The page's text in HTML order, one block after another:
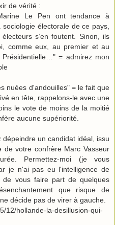
de vérité :
Le Pen ont tendance à
électorale de ce pays,
s’en foutent. Sinon, ils
comme eux, au premier et au
Présidentielle…" = admirez mon
nuées d'andouilles" = le fait que
en tête, rappelons-le avec une
le vote de moins de la moitié
aucune supériorité.
un candidat idéal, issu
de votre confrère Marc Vasseur
Permettez-moi (je vous
je n'ai pas eu l'intelligence de
de vous faire part de quelques
que risque de
décide pas de virer à gauche.
12/hollande-la-desillusion-qui-